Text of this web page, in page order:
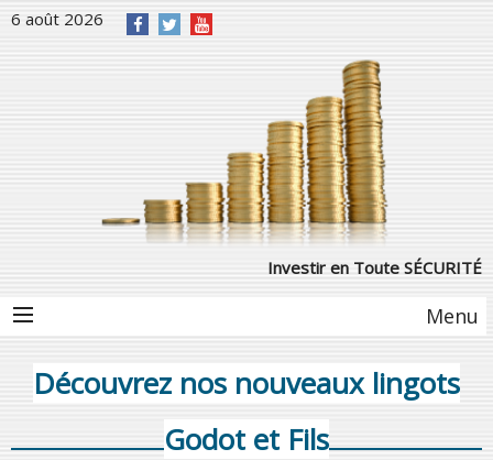
6 août 2026
Investir en Toute SÉCURITÉ
Menu
Découvrez nos nouveaux lingots
Godot et Fils